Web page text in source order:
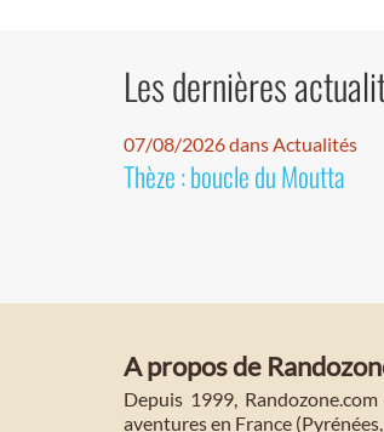
Les dernières
07/08/2026 dans Actualités
Thèze : boucle du Moutta
A propos de
Depuis 1999,
aventures en France